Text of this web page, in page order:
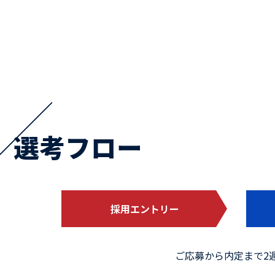
選考フロー
採用エントリー
ご応募から内定まで2